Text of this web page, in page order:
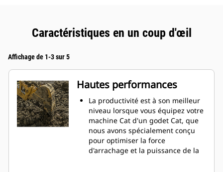
Caractéristiques en un coup d'œil
Affichage de 1-3 sur 5
Hautes performances
La productivité est à son meilleur
niveau lorsque vous équipez votre
machine Cat d'un godet Cat, que
nous avons spécialement conçu
pour optimiser la force
d'arrachage et la puissance de la